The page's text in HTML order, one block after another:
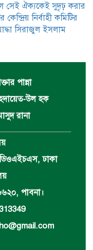
সেই ঐক্যকেই সুদৃঢ় করার
নির্বাহী কমিটির
সিরাজুল ইসলাম
পান্না
উল হক
রানা
ঢাকা
পাবনা।